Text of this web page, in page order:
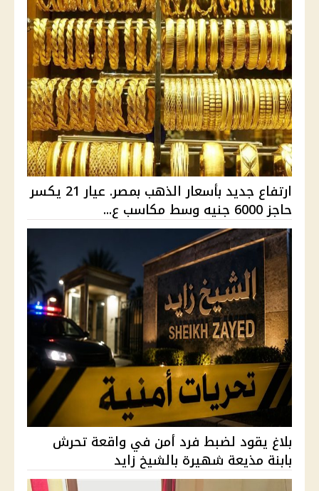
ارتفاع جديد بأسعار الذهب بمصر. عيار 21 يكسر
حاجز 6000 جنيه وسط مكاسب ع...
بلاغ يقود لضبط فرد أمن في واقعة تحرش
بابنة مذيعة شهيرة بالشيخ زايد